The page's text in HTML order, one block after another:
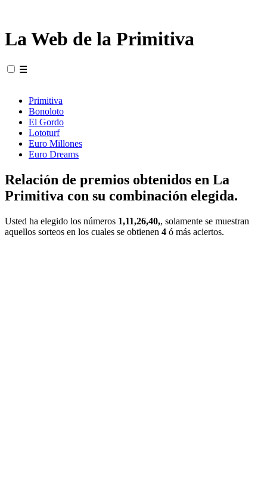
La Web de la Primitiva
☰
Primitiva
Bonoloto
El Gordo
Lototurf
Euro Millones
Euro Dreams
Relación de premios obtenidos en La
Primitiva con su combinación elegida.
Usted ha elegido los números 1,11,26,40,, solamente se muestran
aquellos sorteos en los cuales se obtienen 4 ó más aciertos.